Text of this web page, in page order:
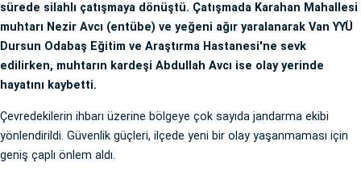
sürede silahlı çatışmaya dönüştü. Çatışmada Karahan Mahallesi
muhtarı Nezir Avcı (entübe) ve yeğeni ağır yaralanarak Van YYÜ
Dursun Odabaş Eğitim ve Araştırma Hastanesi'ne sevk
edilirken, muhtarın kardeşi Abdullah Avcı ise olay yerinde
hayatını kaybetti.
Çevredekilerin ihbarı üzerine bölgeye çok sayıda jandarma ekibi
yönlendirildi. Güvenlik güçleri, ilçede yeni bir olay yaşanmaması için
geniş çaplı önlem aldı.